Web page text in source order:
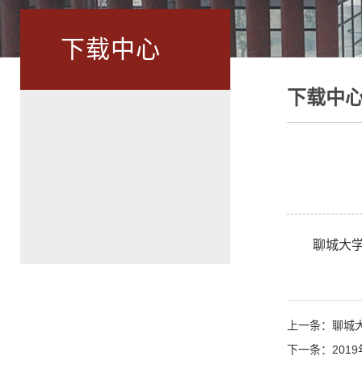
下载中心
下载中
聊城大
上一条：聊
下一条：2019